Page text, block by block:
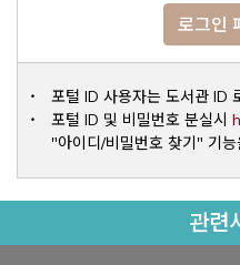
로그인
포털 ID 사용자는 도서관 ID
포털 ID 및 비밀번호 분실시
"아이디/비밀번호 찾기" 기
관련